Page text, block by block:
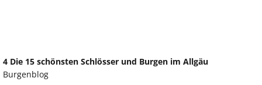
4 Die 15 schönsten Schlösser und Burgen im Allgäu
Burgenblog